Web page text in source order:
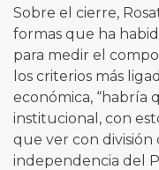
Sobre el cierre,
formas que ha
para medir el
los criterios más
económica, “habría
institucional, con
que ver con división
independencia del